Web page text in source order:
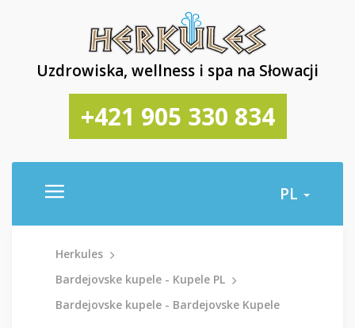
Uzdrowiska, wellness i spa na Słowacji
+421 905 330 834
PL
Herkules
Bardejovske kupele - Kupele PL
Bardejovske kupele - Bardejovske Kupele